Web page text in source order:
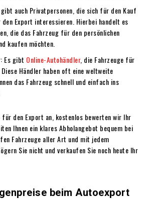
auch Privatpersonen, die sich für den Kauf
den Export interessieren. Hierbei handelt es
die das Fahrzeug für den persönlichen
kaufen möchten.
Es gibt Online-Autohändler, die Fahrzeuge für
Händler haben oft eine weltweite
das Fahrzeug schnell und einfach ins
für den Export an, kostenlos bewerten wir Ihr
Ihnen ein klares Abholangebot bequem bei
Fahrzeuge aller Art und mit jedem
Sie nicht und verkaufen Sie noch heute Ihr
beim Autoexport